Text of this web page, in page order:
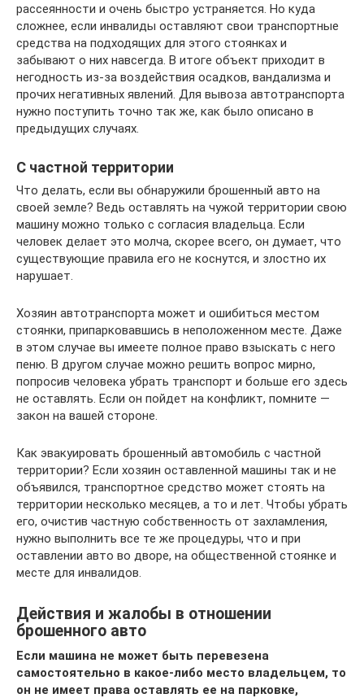
рассеянности и очень быстро устраняется. Но куда
сложнее, если инвалиды оставляют свои транспортные
средства на подходящих для этого стоянках и
забывают о них навсегда. В итоге объект приходит в
негодность из-за воздействия осадков, вандализма и
прочих негативных явлений. Для вывоза автотранспорта
нужно поступить точно так же, как было описано в
предыдущих случаях.
С частной территории
Что делать, если вы обнаружили брошенный авто на
своей земле? Ведь оставлять на чужой территории свою
машину можно только с согласия владельца. Если
человек делает это молча, скорее всего, он думает, что
существующие правила его не коснутся, и злостно их
нарушает.
Хозяин автотранспорта может и ошибиться местом
стоянки, припарковавшись в неположенном месте. Даже
в этом случае вы имеете полное право взыскать с него
пеню. В другом случае можно решить вопрос мирно,
попросив человека убрать транспорт и больше его здесь
не оставлять. Если он пойдет на конфликт, помните —
закон на вашей стороне.
Как эвакуировать брошенный автомобиль с частной
территории? Если хозяин оставленной машины так и не
объявился, транспортное средство может стоять на
территории несколько месяцев, а то и лет. Чтобы убрать
его, очистив частную собственность от захламления,
нужно выполнить все те же процедуры, что и при
оставлении авто во дворе, на общественной стоянке и
месте для инвалидов.
Действия и жалобы в отношении
брошенного авто
Если машина не может быть перевезена
самостоятельно в какое-либо место владельцем, то
он не имеет права оставлять ее на парковке,